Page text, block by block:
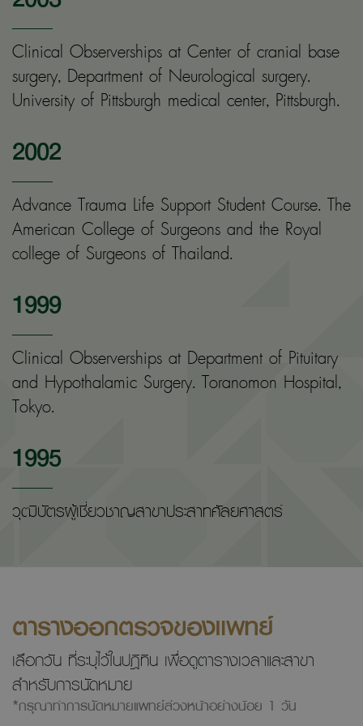
Clinical Observerships at Center of cranial base
surgery, Department of Neurological surgery.
University of Pittsburgh medical center, Pittsburgh.
2002
Advance Trauma Life Support Student Course. The
American College of Surgeons and the Royal
college of Surgeons of Thailand.
1999
Clinical Observerships at Department of Pituitary
and Hypothalamic Surgery. Toranomon Hospital,
Tokyo.
1995
วุฒิบัตรผู้เชี่ยวชาญสาขาประสาทศัลยศาสตร์
ตารางออกตรวจของแพทย์
เลือกวัน ที่ระบุไว้ในปฎิทิน เพื่อดูตารางเวลาและสาขา
สำหรับการนัดหมาย
*กรุณาทำการนัดหมายแพทย์ล่วงหน้าอย่างน้อย 1 วัน